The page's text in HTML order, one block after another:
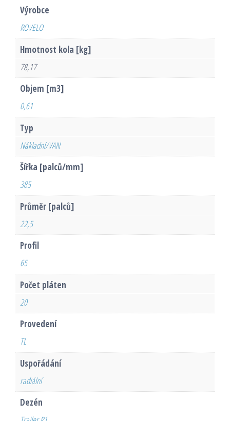
Výrobce
ROVELO
Hmotnost kola [kg]
78,17
Objem [m3]
0,61
Typ
Nákladní/VAN
Šířka [palců/mm]
385
Průměr [palců]
22,5
Profil
65
Počet pláten
20
Provedení
TL
Uspořádání
radiální
Dezén